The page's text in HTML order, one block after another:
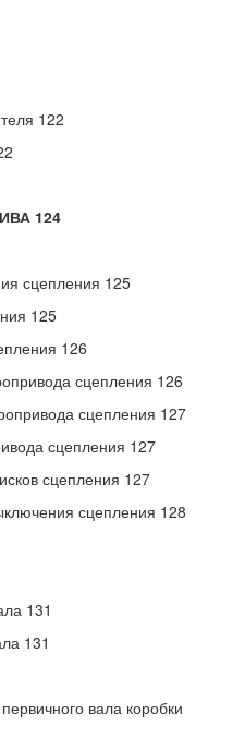
122
124
сцепления 125
125
126
сцепления 126
сцепления 127
сцепления 127
сцепления 127
сцепления 128
131
131
вала коробки